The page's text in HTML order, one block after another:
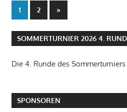
der
Beiträge
1 2
Nächste
Beiträge
»
SOMMERTURNIER 2026 4.
Die 4. Runde des
SPONSOREN